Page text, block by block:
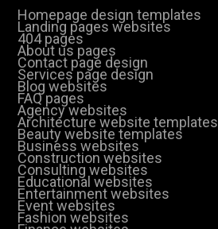
Homepage design templates
Landing pages websites
404 pages
About us pages
Contact page design
Services page design
Blog websites
FAQ pages
Agency websites
Architecture website templates
Beauty website templates
Business websites
Construction websites
Consulting websites
Educational websites
Entertainment websites
Event websites
Fashion websites